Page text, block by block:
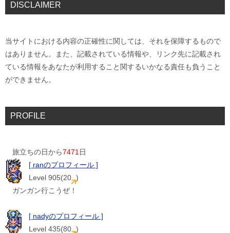
DISCLAIMER
当サイトにおける内容の正確性に関しては、それを保障するもので
はありません。また、記載されている情報や、リンク先に記載され
ている情報をあなたが利用すること関するいかなる責任も負うこと
ができません。
PROFILE
旅立ちの日から7471日
[ ranのプロフィール ]
Level 905(20 )
ガンガン行こうぜ！
[ nadyのプロフィール ]
Level 435(80 )